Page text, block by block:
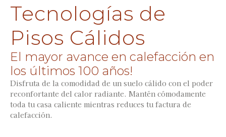
Tecnologías de
Pisos Cálidos
El mayor avance en calefacción en
los últimos 100 años!
Disfruta de la comodidad de un suelo cálido con el poder
reconfortante del calor radiante. Mantén cómodamente
toda tu casa caliente mientras reduces tu factura de
calefacción.